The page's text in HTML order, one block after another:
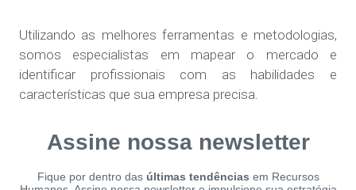
Utilizando as melhores ferramentas e metodologias,
somos especialistas em mapear o mercado e
identificar profissionais com as habilidades e
características que sua empresa precisa.